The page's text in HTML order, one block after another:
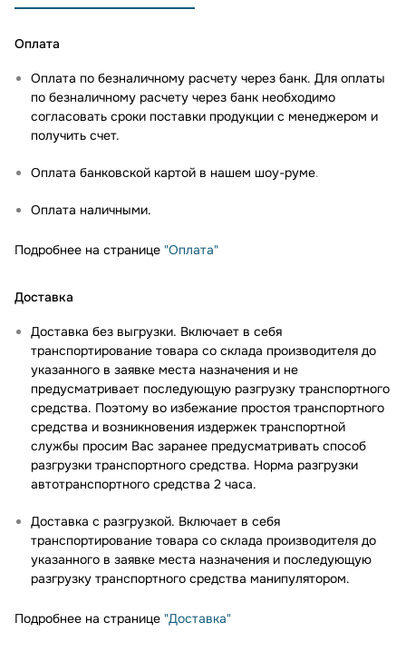
Оплата
Оплата по безналичному расчету через банк. Для оплаты
по безналичному расчету через банк необходимо
согласовать сроки поставки продукции с менеджером и
получить счет.
Оплата банковской картой в нашем шоу-руме.
Оплата наличными.
Подробнее на странице "Оплата"
Доставка
Доставка без выгрузки. Включает в себя
транспортирование товара со склада производителя до
указанного в заявке места назначения и не
предусматривает последующую разгрузку транспортного
средства. Поэтому во избежание простоя транспортного
средства и возникновения издержек транспортной
службы просим Вас заранее предусматривать способ
разгрузки транспортного средства. Норма разгрузки
автотранспортного средства 2 часа.
Доставка с разгрузкой. Включает в себя
транспортирование товара со склада производителя до
указанного в заявке места назначения и последующую
разгрузку транспортного средства манипулятором.
Подробнее на странице "Доставка"